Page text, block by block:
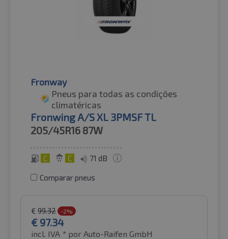
Fronway
Pneus para todas as condições
climatéricas
Fronwing A/S XL 3PMSF TL
205/45R16 87W
C C 71 dB
Comparar pneus
€ 99.32 -2%
€ 97.34
incl. IVA * por Auto-Raifen GmbH